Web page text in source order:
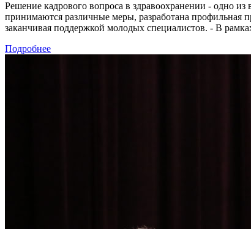
Решение кадрового вопроса в здравоохранении - одно
принимаются различные меры, разработана профильная
заканчивая поддержкой молодых специалистов. - В
Подробнее